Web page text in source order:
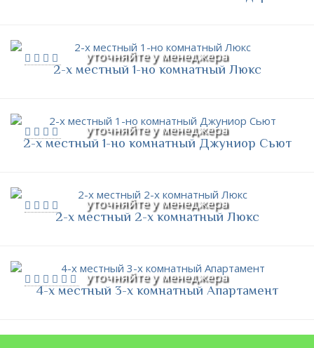
уточняйте у менеджера
2-х местный 1-но комнатный Люкс
уточняйте у менеджера
2-х местный 1-но комнатный Джуниор Сьют
уточняйте у менеджера
2-х местный 2-х комнатный Люкс
уточняйте у менеджера
4-х местный 3-х комнатный Апартамент